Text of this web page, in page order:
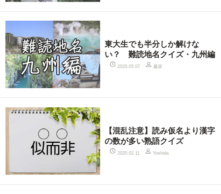
東大生でも半分しか解けな
い？ 難読地名クイズ・九州編
2020.05.07 藤原
【混乱注意】読み仮名より漢字
の数が多い熟語クイズ
2020.02.11 Yoshida